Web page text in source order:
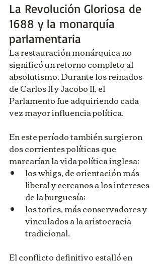
La Revolución Gloriosa de
1688 y la monarquía
parlamentaria
La restauración monárquica no
significó un retorno completo al
absolutismo. Durante los reinados
de Carlos II y Jacobo II, el
Parlamento fue adquiriendo cada
vez mayor influencia política.
En este período también surgieron
dos corrientes políticas que
marcarían la vida política inglesa:
los whigs, de orientación más
liberal y cercanos a los intereses
de la burguesía;
los tories, más conservadores y
vinculados a la aristocracia
tradicional.
El conflicto definitivo estalló en